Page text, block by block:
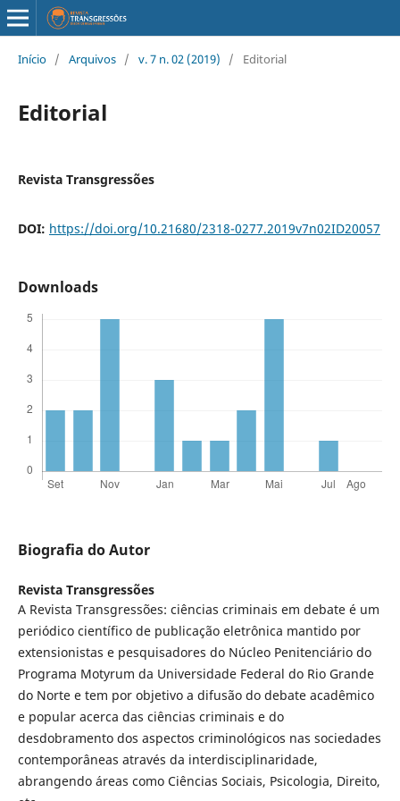
Início / Arquivos / v. 7 n. 02 (2019) / Editorial
Editorial
Revista Transgressões
DOI: https://doi.org/10.21680/2318-0277.2019v7n02ID20057
Downloads
Biografia do Autor
Revista Transgressões
A Revista Transgressões: ciências criminais em debate é um
periódico científico de publicação eletrônica mantido por
extensionistas e pesquisadores do Núcleo Penitenciário do
Programa Motyrum da Universidade Federal do Rio Grande
do Norte e tem por objetivo a difusão do debate acadêmico
e popular acerca das ciências criminais e do
desdobramento dos aspectos criminológicos nas sociedades
contemporâneas através da interdisciplinaridade,
abrangendo áreas como Ciências Sociais, Psicologia, Direito,